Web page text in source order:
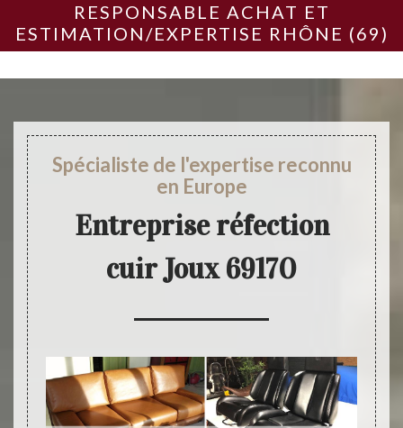
RESPONSABLE ACHAT ET
ESTIMATION/EXPERTISE RHÔNE (69)
Spécialiste de l'expertise reconnu
en Europe
Entreprise réfection
cuir Joux 69170